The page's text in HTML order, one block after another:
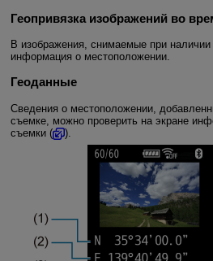
Геопривязка изображений во
В изображения, снимаемые при наличии
информация о местоположении.
Геоданные
Сведения о местоположении,
съемке, можно проверить на экране
съемки (
).